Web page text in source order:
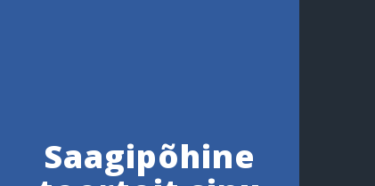
Saagipõhine